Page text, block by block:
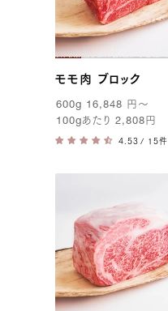
モモ肉 ブロック
600g 16,848 円 〜
100g あたり 2,808 円
/ 15件